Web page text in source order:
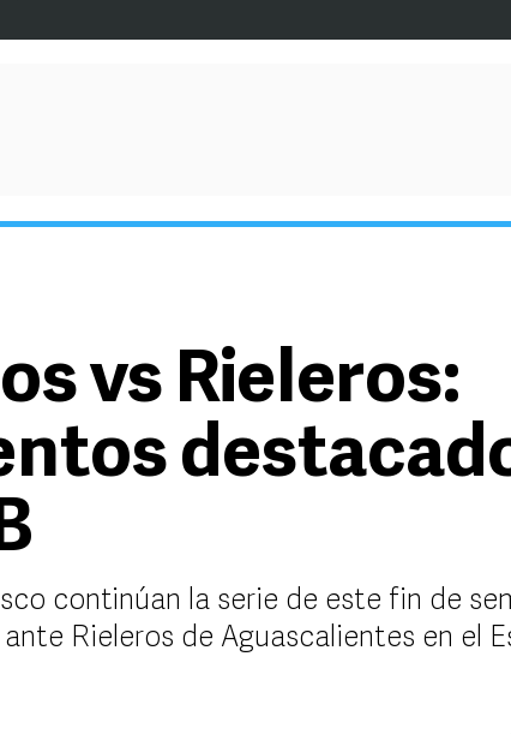
vs Rieleros:
continúan la serie de este fin de
Rieleros de Aguascalientes en el